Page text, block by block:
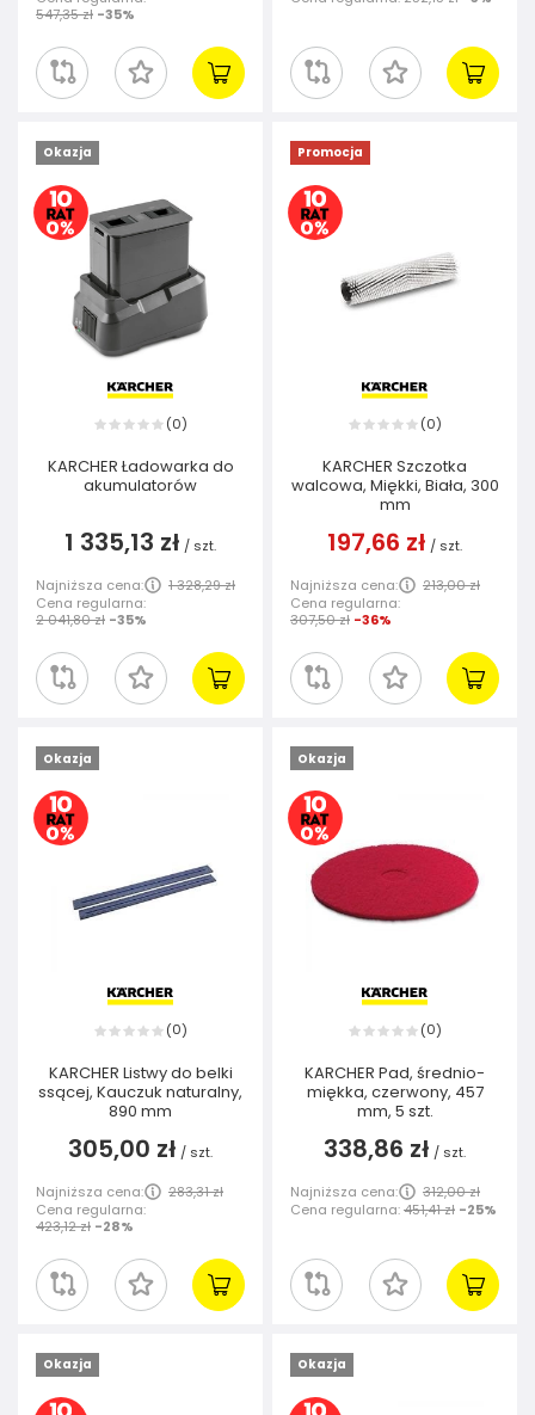
547,35 zł -35%
Okazja
(0)
KARCHER Ładowarka do
akumulatorów
1 335,13 zł / szt.
Najniższa cena:
1 328,29 zł
Cena regularna:
2 041,80 zł -35%
Promocja
(0)
KARCHER Szczotka
walcowa, Miękki, Biała, 300
mm
197,66 zł / szt.
Najniższa cena:
213,00 zł
Cena regularna:
307,50 zł -36%
Okazja
(0)
KARCHER Listwy do belki
ssącej, Kauczuk naturalny,
890 mm
305,00 zł / szt.
Najniższa cena:
283,31 zł
Cena regularna:
423,12 zł -28%
Okazja
(0)
KARCHER Pad, średnio-
miękka, czerwony, 457
mm, 5 szt.
338,86 zł / szt.
Najniższa cena:
312,00 zł
Cena regularna:451,41 zł -25%
Okazja Okazja